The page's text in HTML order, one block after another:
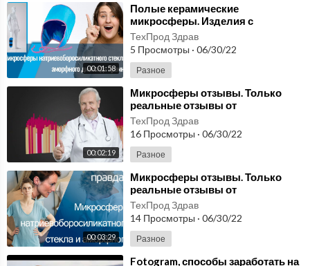
00:01:58
⁣Полые керамические
микросферы. Изделия с
микросферами. Микросфера
терапия и реальные отзывы.
ТехПрод Здрав
5 Просмотры · 06/30/22
Разное
00:02:19
⁣Микросферы отзывы. Только
реальные отзывы от
практической пользы
микросфер. Материалы
микросферы.
ТехПрод Здрав
16 Просмотры · 06/30/22
Разное
00:03:29
⁣Микросферы отзывы. Только
реальные отзывы от
практической пользы
микросфер.
ТехПрод Здрав
14 Просмотры · 06/30/22
Разное
⁣Fotogram, способы заработать на